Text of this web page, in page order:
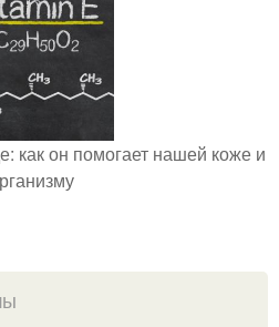
как он помогает нашей коже и